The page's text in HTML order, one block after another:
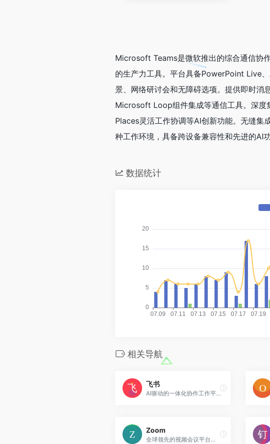
Microsoft Teams是微软推出的综合通信协
的生产力工具。平台具备PowerPoint Live
景、网络研讨会和无障碍选项。提供即时消
Microsoft Loop组件集成等通信工具。深
Places灵活工作协调等AI创新功能。无缝
种工作环境，具备跨设备兼容性和先进的AI功
数据统计
相关导航
飞书
AI驱动的一体化协作工作平台，提升增长降低复杂度
Zoom
全球领先的视频会议平台，一个平台连接世界